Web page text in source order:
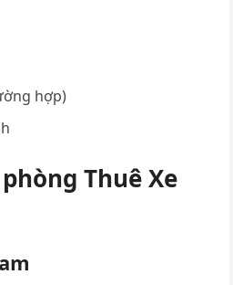
hợp)
Thuê Xe